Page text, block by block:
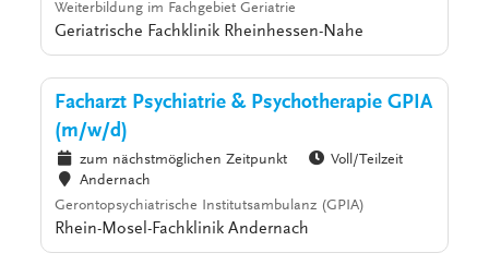
Weiterbildung im Fachgebiet Geriatrie
Geriatrische Fachklinik Rheinhessen-Nahe
Facharzt Psychiatrie & Psychotherapie GPIA
(m/w/d)
zum nächstmöglichen Zeitpunkt
Voll/Teilzeit
Andernach
Gerontopsychiatrische Institutsambulanz (GPIA)
Rhein-Mosel-Fachklinik Andernach